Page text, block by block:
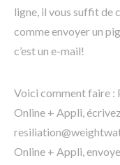
ligne, il vous suffit de
comme envoyer un
c’est un e-mail!
Voici comment faire :
Online + Appli,
Online + Appli,